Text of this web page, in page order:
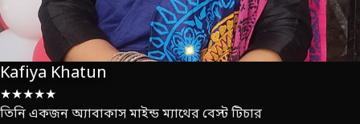
Kafiya Khatun
★★★★★
তিনি একজন অ্যাবাকাস মাইন্ড ম্যাথের বেস্ট টিচার